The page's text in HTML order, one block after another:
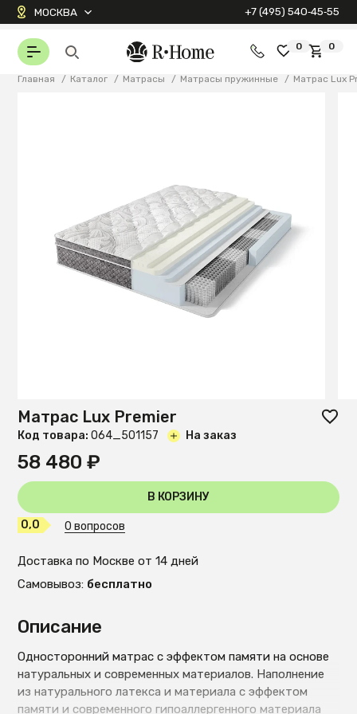
МОСКВА +7 (495) 540‑45‑55
0 0
Главная / Каталог / Матрасы / Матрасы пружинные / Матрас Lux
Описание
Односторонний матрас с эффектом памяти на основе
натуральных и современных материалов. Наполнение
из натурального латекса и материала с эффектом
памяти и современного гипоаллергенного материала
Матрас Lux Premier
Код товара: O64_501157 На заказ
58 480 ₽
В КОРЗИНУ
0,0 0 вопросов
Доставка по Москве от 14 дней
Самовывоз: бесплатно